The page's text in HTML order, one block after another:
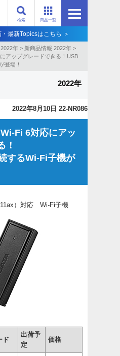
商品一覧
検索
最新Topicsはこちら ＞
年 > 新商品情報 2022年 >
アップグレードできる！USB
登場！
2022年
2022年8月10日 22-NR086
Fi 6対応にアッ
！
するWi-Fi子機が
）対応 Wi-Fi子機
ド
出荷予
定
価格